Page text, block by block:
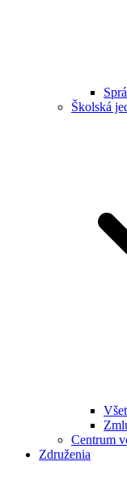
Školská
Centrum
Združenia